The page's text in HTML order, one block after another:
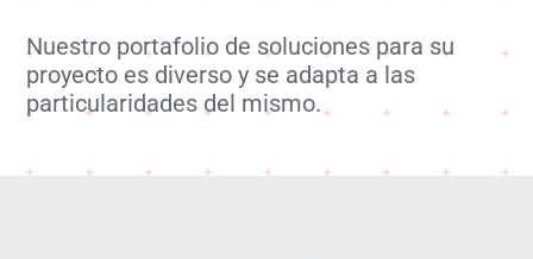
Nuestro portafolio de soluciones para su
proyecto es diverso y se adapta a las
particularidades del mismo.